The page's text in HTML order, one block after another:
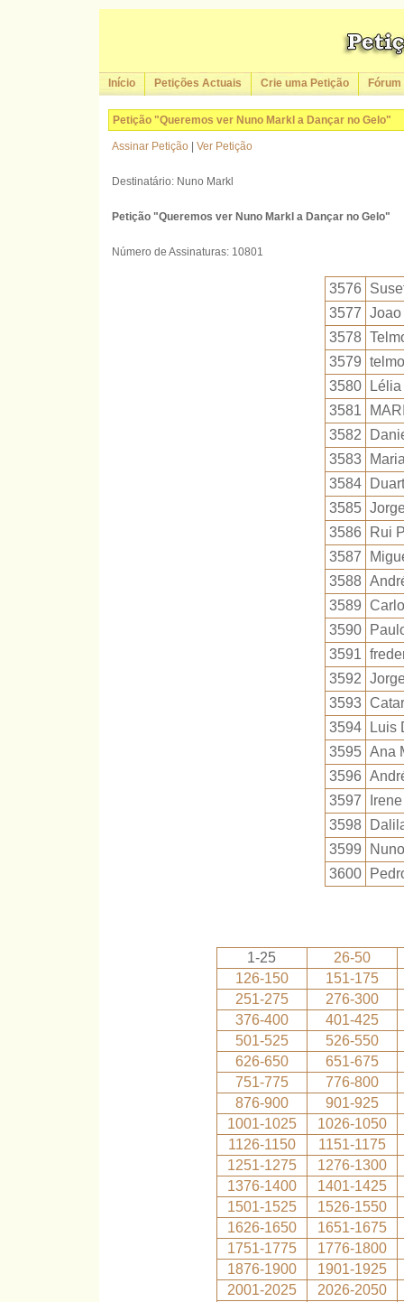
Início Petições Actuais Crie uma Petição Fórum
Petição "Queremos ver Nuno Markl a Dançar no Gelo"
Assinar Petição Ver Petição
Destinatário: Nuno Markl
Petição "Queremos ver Nuno Markl a Dançar no Gelo"
Número de Assinaturas: 10801
3576
3577
3578
3579
3580
3581
3582
3583
3584
3585
3586
Rui
3587
3588
3589
3590
3591
3592
3593
3594
Luis
3595 Ana
3596
3597
3598
3599
3600
1-25
26-50
126-150
151-175
251-275
276-300
376-400
401-425
501-525
526-550
626-650
651-675
751-775
776-800
876-900
901-925
1001-1025
1026-1050
1126-1150
1151-1175
1251-1275
1276-1300
1376-1400
1401-1425
1501-1525
1526-1550
1626-1650
1651-1675
1751-1775
1776-1800
1876-1900
1901-1925
2001-2025
2026-2050